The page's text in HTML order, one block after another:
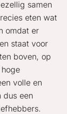
samen
eten wat
omdat er
staat voor
boven, op
volle en
dus een